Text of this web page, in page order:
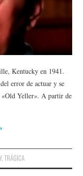
Kentucky en 1941.
error de actuar y se
«Old Yeller». A partir de
, TRÁGICA